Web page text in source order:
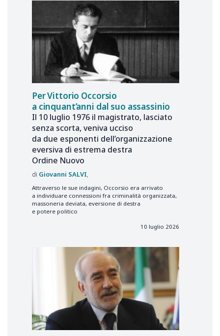
Per Vittorio Occorsio
a cinquant’anni dal suo assassinio
Il 10 luglio 1976 il magistrato, lasciato
senza scorta, veniva ucciso
da due esponenti dell’organizzazione
eversiva di estrema destra
Ordine Nuovo
Giovanni SALVI
Attraverso le sue indagini, Occorsio era arrivato
a individuare connessioni fra criminalità organizzata,
massoneria deviata, eversione di destra
e potere politico
10 luglio 2026